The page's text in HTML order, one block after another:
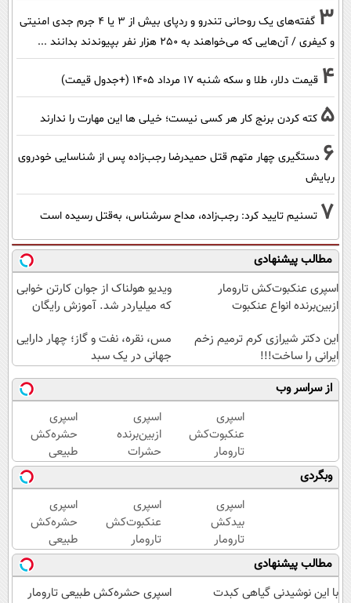
3
گفته‌های یک روحانی تندرو و ردپای بیش از ۳ یا ۴ جرم جدی امنیتی
و کیفری / آن‌هایی که می‌خواهند به ۲۵۰ هزار نفر بپیوندند بدانند ...
4 قیمت دلار، طلا و سکه شنبه ۱۷ مرداد ۱۴۰۵ (+جدول قیمت)
5 کته کردن برنج کار هر کسی نیست؛ خیلی ها این مهارت را ندارند
6 دستگیری چهار متهم قتل حمیدرضا رجب‌زاده پس از شناسایی خودروی
ربایش
7 تسنیم تایید کرد: رجب‌زاده، مداح سرشناس، به‌قتل رسیده است
مطالب پیشنهادی
اسپری عنکبوت‌‌کش تارومار
ازبین‌برنده انواع عنکبوت
ویدیو هولناک از جوان کارتن خوابی
که میلیاردر شد. آموزش رایگان
این دکتر شیرازی کرم ترمیم زخم
ایرانی را ساخت!!!
مس، نقره، نفت و گاز؛ چهار دارایی
جهانی در یک سبد
از سراسر وب
اسپری
عنکبوت‌‌کش
تارومار
ازبین‌برنده
انواع
عنکبوت
اسپری
ازبین‌برنده
حشرات
رختخواب،
مناسب
برای
مقابله با
انواع
ساس
اسپری
حشره‌کش
طبیعی
تارومار
سازگار با
محیط
زیست و با
محافظت
طبیعی
وبگردی
اسپری
بیدکش
تارومار
با
اثرفوری
،
اسپری
عنکبوت‌‌کش
تارومار
ازبین‌برنده
انواع
عنکبوت
اسپری
حشره‌کش
طبیعی
تارومار
سازگار با
محیط
مطالب پیشنهادی
با این نوشیدنی گیاهی کبدت
اسپری حشره‌کش طبیعی تارومار